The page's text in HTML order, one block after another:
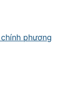
phương